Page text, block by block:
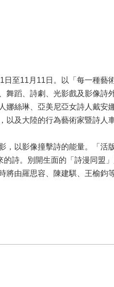
至11月11日。以「每一種
舞蹈、詩劇、光影戲及影像
娜絲琳、亞美尼亞女詩人戴安
及大陸的行為藝術家暨詩人
，以影像撞擊詩的能量。「
詩。別開生面的「詩漫同盟
將由羅思容、陳建騏、王榆